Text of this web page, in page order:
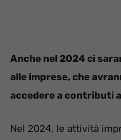
Anche nel 2024 ci
alle imprese, che
accedere a contributi
Nel 2024, le attività